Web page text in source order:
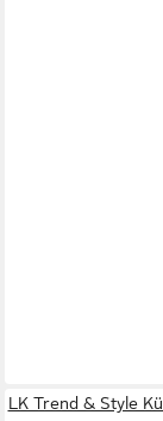
LK Trend & Style